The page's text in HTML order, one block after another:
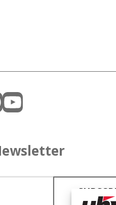
Facebook
YouTube